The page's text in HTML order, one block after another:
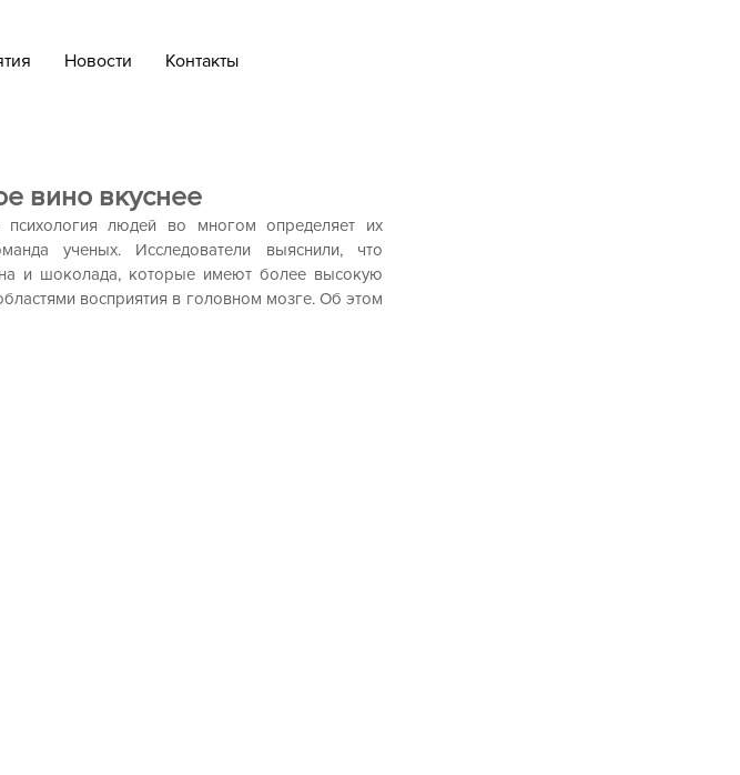
Новости Контакты
вино вкуснее
людей во многом определяет их
ученых. Исследователи выяснили, что
и шоколада, которые имеют более высокую